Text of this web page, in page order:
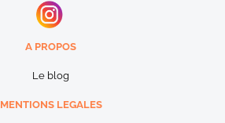
A PROPOS
Le blog
MENTIONS LEGALES